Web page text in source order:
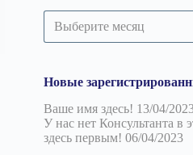
Лидеры
по
дате
Новые
Ваше имя здесь! 13/04/
У нас нет Консультанта в
здесь первым! 06/04/2023